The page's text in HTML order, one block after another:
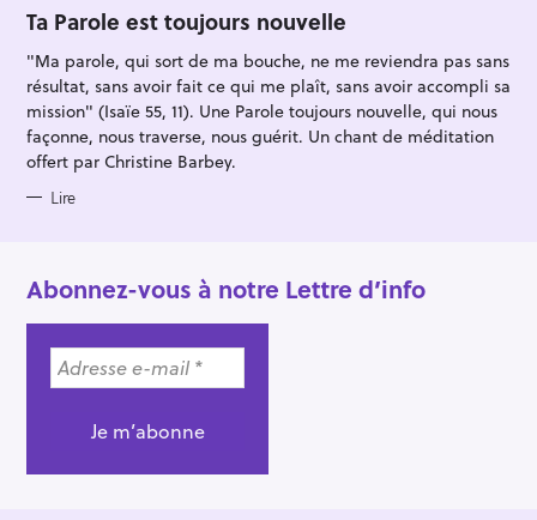
O
R
E
Ta Parole est toujours nouvelle
"Ma parole, qui sort de ma bouche, ne me reviendra pas sans
résultat, sans avoir fait ce qui me plaît, sans avoir accompli sa
mission" (Isaïe 55, 11). Une Parole toujours nouvelle, qui nous
façonne, nous traverse, nous guérit. Un chant de méditation
offert par Christine Barbey.
Lire
Abonnez-vous à notre Lettre d’info